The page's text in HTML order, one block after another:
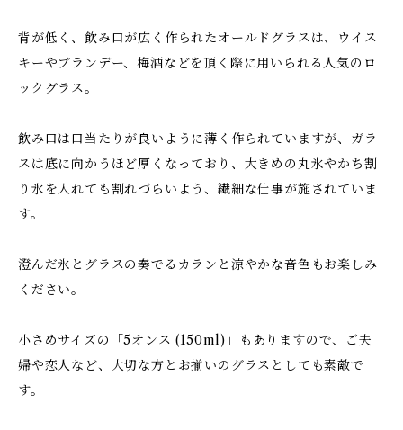
背が低く、飲み口が広く作られたオールドグラスは、ウイス
キーやブランデー、梅酒などを頂く際に用いられる人気のロ
ックグラス。
飲み口は口当たりが良いように薄く作られていますが、ガラ
スは底に向かうほど厚くなっており、大きめの丸氷やかち割
り氷を入れても割れづらいよう、繊細な仕事が施されていま
す。
澄んだ氷とグラスの奏でるカランと涼やかな音色もお楽しみ
ください。
小さめサイズの「5オンス (150ml)」もありますので、ご夫
婦や恋人など、大切な方とお揃いのグラスとしても素敵で
す。